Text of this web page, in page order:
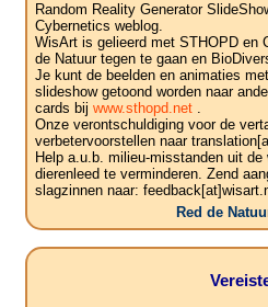
Random Reality Generator
Cybernetics weblog.
WisArt is gelieerd met STHOPD en
de Natuur tegen te gaan en
Je kunt de beelden en animaties
slideshow getoond worden naar
cards bij www.sthopd.net.
Onze verontschuldiging voor de
verbetervoorstellen naar
Help a.u.b. milieu-misstanden uit de
dierenleed te verminderen. Zend
slagzinnen naar:
Red de